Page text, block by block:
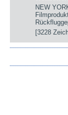
NEW
[3228